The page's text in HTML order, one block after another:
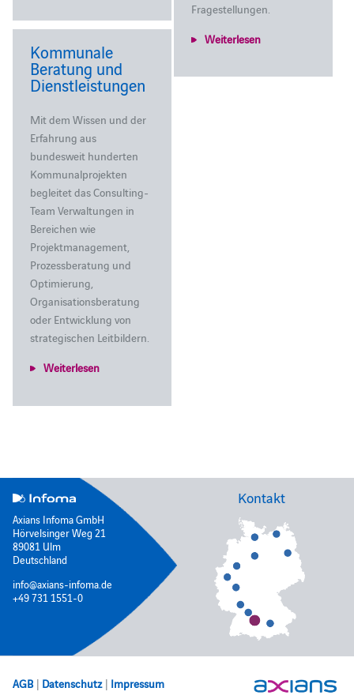
Fragestellungen.
Weiterlesen
Kommunale
Beratung und
Dienstleistungen
Mit dem Wissen und der
Erfahrung aus
bundesweit hunderten
Kommunalprojekten
begleitet das Consulting-
Team Verwaltungen in
Bereichen wie
Projektmanagement,
Prozessberatung und
Optimierung,
Organisationsberatung
oder Entwicklung von
strategischen Leitbildern.
Weiterlesen
Axians Infoma GmbH
Hörvelsinger Weg 21
89081 Ulm
Deutschland
info@axians-infoma.de
+49 731 1551-0
Kontakt
AGB | Datenschutz | Impressum